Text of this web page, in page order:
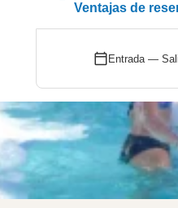
Ventajas de
Entrada —